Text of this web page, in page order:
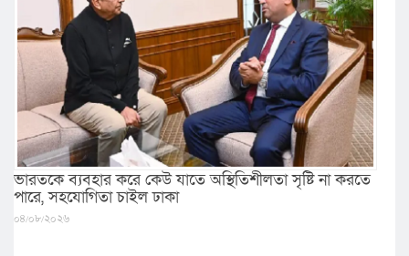
ভারতকে ব্যবহার করে কেউ যাতে অস্থিতিশীলতা সৃষ্টি না করতে
পারে, সহযোগিতা চাইল ঢাকা
০৪/০৮/২০২৬